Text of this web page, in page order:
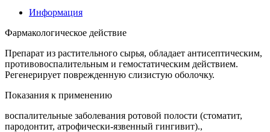
Информация
Фармакологическое действие
Препарат из растительного сырья, обладает антисептическим,
противовоспалительным и гемостатическим действием.
Регенерирует поврежденную слизистую оболочку.
Показания к применению
воспалительные заболевания ротовой полости (стоматит,
пародонтит, атрофически-язвенный гингивит).,